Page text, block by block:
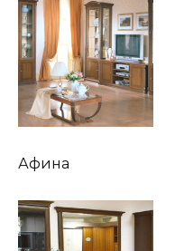
Афина